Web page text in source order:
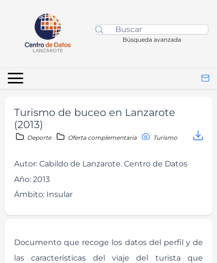
Búsqueda avanzada
Turismo de buceo en Lanzarote
(2013)
Deporte Oferta complementaria Turismo
Autor: Cabildo de Lanzarote. Centro de Datos
Año: 2013
Ámbito: Insular
Documento que recoge los datos del perfil y de
las características del viaje del turista que